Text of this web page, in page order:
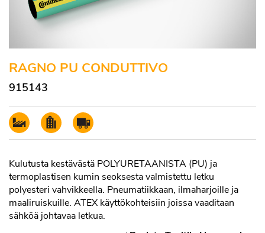
RAGNO PU CONDUTTIVO
915143
Kulutusta kestävästä POLYURETAANISTA (PU) ja
termoplastisen kumin seoksesta valmistettu letku
polyesteri vahvikkeella. Pneumatiikkaan, ilmaharjoille ja
maaliruiskuille. ATEX käyttökohteisiin joissa vaaditaan
sähköä johtavaa letkua.